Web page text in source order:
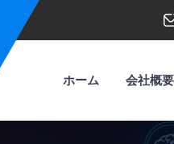
ホーム 会社概要